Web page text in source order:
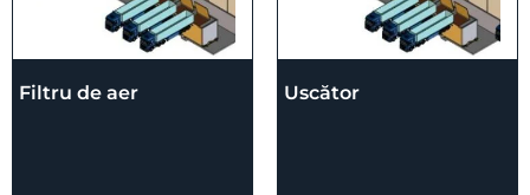
Filtru de aer Uscător